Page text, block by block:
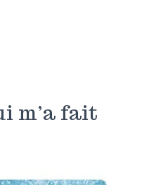
m’a fait